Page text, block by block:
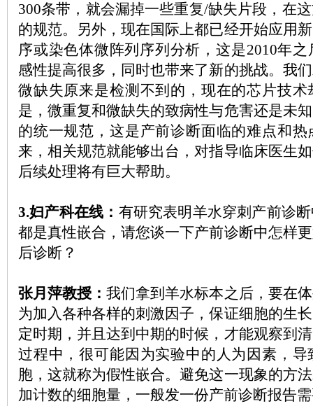
300条带，就会漏掉一些重复/缺失片段，在
的规范。另外，现在国际上都已经开始应用
序或染色体微阵列序列分析，这是2010年
感性提高很多，同时也带来了新的挑战。我
微缺失原来是检测不到的，现在的芯片技
是，微重复和微缺失的致病性与危害还是未
的统一规范，这是产前诊断面临的难点和
来，相关规范就能够出台，对指导临床医生
后续处理将有巨大帮助。
3.妇产科在线： 有研究表明羊水穿刺产前诊
都是真性嵌合，请您谈一下产前诊断中怎样
后诊断？
张月萍教授：我们拿到羊水标本之后，要在
为加入各种各样的刺激因子，保证细胞的生
定时期，并且达到中期的时候，才能观察到
过程中，很可能因为实验中的人为因素，
胞，这就称为假性嵌合。避免这一现象的方
加计数的细胞量，一般发一份产前诊断报告